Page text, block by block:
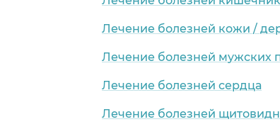
Лечение болезней кожи /
Лечение болезней мужских
Лечение болезней сердца
Лечение болезней